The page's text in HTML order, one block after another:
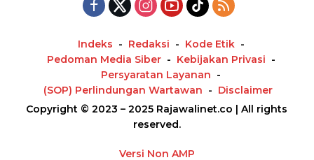
Indeks Redaksi
Kode Etik
Pedoman Media Siber
Kebijakan Privasi
Persyaratan Layanan
(SOP) Perlindungan Wartawan
Disclaimer
Copyright © 2023 – 2025 Rajawalinet.co | All rights
reserved.
Versi Non AMP